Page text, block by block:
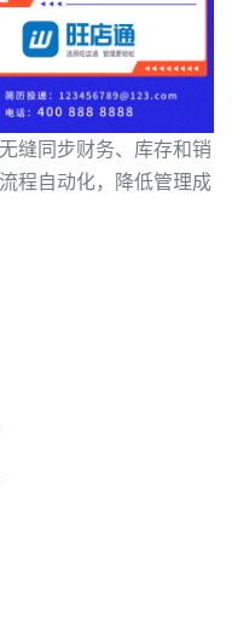
缝同步财务、库存和销
程自动化，降低管理成